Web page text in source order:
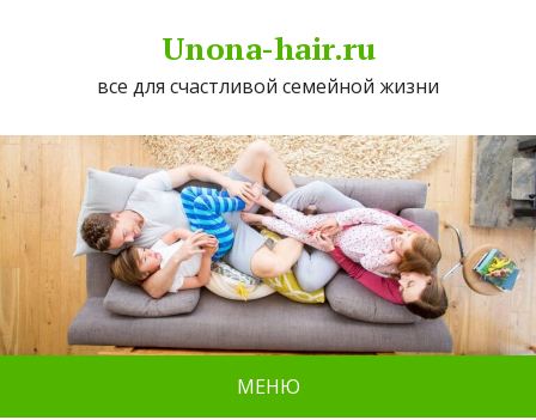
Unona-hair.ru
все для счастливой семейной жизни
МЕНЮ